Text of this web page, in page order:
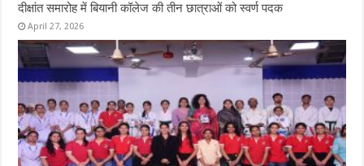
दीक्षांत समारोह में बियानी कॉलेज की तीन छात्राओं को स्वर्ण पदक
April 27, 2026